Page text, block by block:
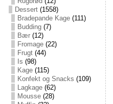
Dessert(1558)
Bradepande Kage(111)
Budding(7)
Bær(12)
Fromage(22)
Frugt(44)
Is (98)
Kage(115)
Konfekt og Snacks (109)
Lagkage(62)
Mousse(28)